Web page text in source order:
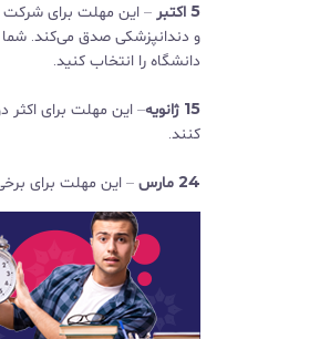
5 اکتبر
– این مهلت برای شرکت
و دندانپزشکی صدق می‌کند. شما
دانشگاه را انتخاب کنید.
15 ژانویه
– این مهلت برای اکثر
کنند.
24 مارس – این مهلت برای